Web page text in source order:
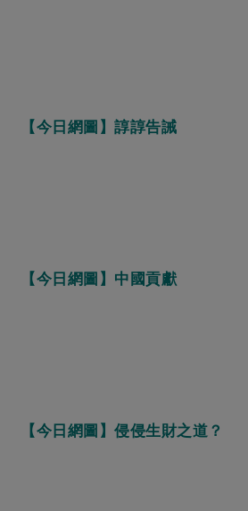
【今日網圖】諄諄告誡
【今日網圖】中國貢獻
【今日網圖】侵侵生財之道？